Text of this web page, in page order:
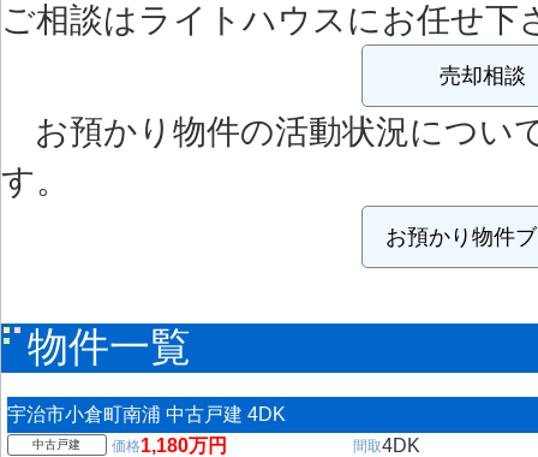
ご相談はライトハウスにお任せ下
売却相談
お預かり物件の活動状況につい
す。
お預かり物件
物件一覧
宇治市小倉町南浦 中古戸建 4DK
中古戸建 価格1,180万円 間取4DK